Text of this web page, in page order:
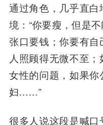
通过角色，几乎直
境：“你要瘦，但是
张口要钱；你要有
人照顾得无微不至
女性的问题，如果
妇……”
很多人说这段是喊